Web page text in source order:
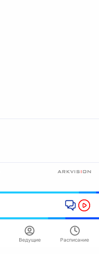
Ведущие Расписание